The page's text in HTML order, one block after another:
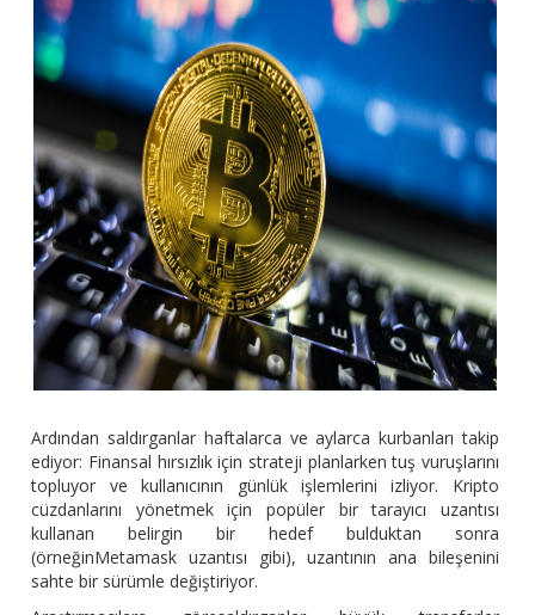
Ardından saldırganlar haftalarca ve aylarca kurbanları takip
ediyor: Finansal hırsızlık için strateji planlarken tuş vuruşlarını
topluyor ve kullanıcının günlük işlemlerini izliyor. Kripto
cüzdanlarını yönetmek için popüler bir tarayıcı uzantısı
kullanan belirgin bir hedef bulduktan sonra
(örneğinMetamask uzantısı gibi), uzantının ana bileşenini
sahte bir sürümle değiştiriyor.